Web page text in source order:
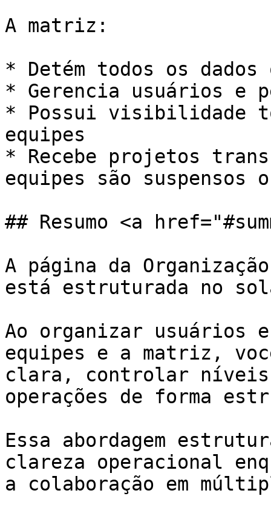
A matriz:
* Detém todos os
* Gerencia usuários e
* Possui visibilidade
equipes
* Recebe projetos
equipes são suspensos
## Resumo <a
A página da
está estruturada no
Ao organizar usuários
equipes e a matriz,
clara, controlar níveis
operações de forma
Essa abordagem
clareza operacional
a colaboração em